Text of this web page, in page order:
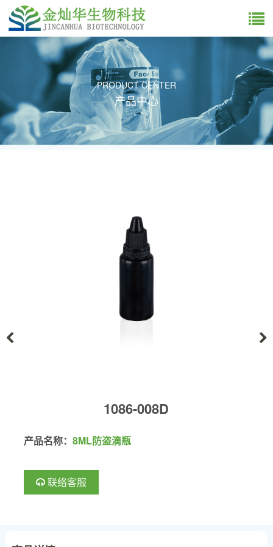
PRODUCT CENTER
产品中心
1086-008D
产品名称： 8ML防盗滴瓶
联络客服